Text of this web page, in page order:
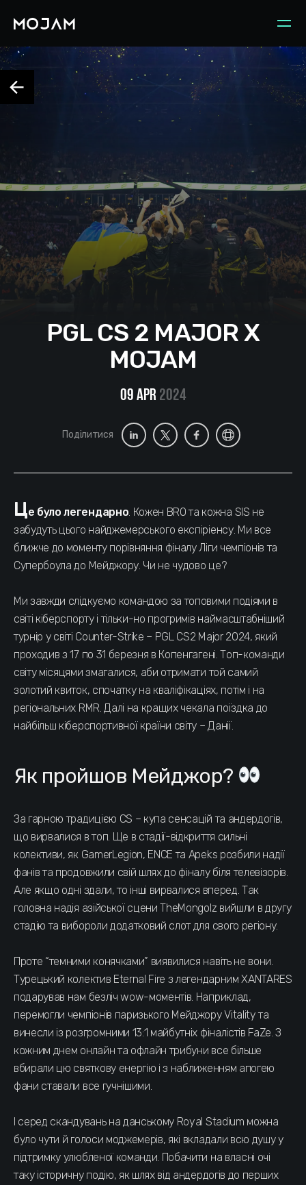
PGL CS 2 MAJOR X
MOJAM
09 Apr 2024
Поділитися
Це було легендарно . Кожен BRO та кожна SIS не
забудуть цього найджемерського експіріенсу. Ми все
ближче до моменту порівняння фіналу Ліги чемпіонів та
Супербоула до Мейджору. Чи не чудово це?
Ми завжди слідкуємо командою за топовими подіями в
світі кіберспорту і тільки-но прогримів наймасштабніший
турнір у світі Counter-Strike – PGL CS2 Major 2024, який
проходив з 17 по 31 березня в Копенгагені. Топ-команди
світу місяцями змагалися, аби отримати той самий
золотий квиток, спочатку на кваліфікаціях, потім і на
регіональних RMR. Далі на кращих чекала поїздка до
найбільш кіберспортивної країни світу – Данії.
Як пройшов Мейджор?
За гарною традицією CS – купа сенсацій та андердогів,
що вирвалися в топ. Ще в стадії-відкриття сильні
колективи, як GamerLegion, ENCE та Apeks розбили надії
фанів та продовжили свій шлях до фіналу біля телевізорів.
Але якщо одні здали, то інші вирвалися вперед. Так
головна надія азійської сцени TheMongolz вийшли в другу
стадію та вибороли додатковий слот для свого регіону.
Проте “темними конячками” виявилися навіть не вони.
Турецький колектив Eternal Fire з легендарним XANTARES
подарував нам безліч wow-моментів. Наприклад,
перемогли чемпіонів паризького Мейджору Vitality та
винесли із розгромними 13:1 майбутніх фіналістів FaZe. З
кожним днем онлайн та офлайн трибуни все більше
вбирали цю святкову енергію і з наближенням апогею
фани ставали все гучнішими.
І серед скандувань на данському Royal Stadium можна
було чути й голоси моджемерів, які вкладали всю душу у
підтримку улюбленої команди. Побачити на власні очі
таку історичну подію, як шлях від андердогів до перших